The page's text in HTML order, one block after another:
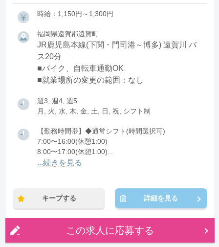
時給：1,150円～1,300円
福岡県遠賀郡遠賀町
JR鹿児島本線(下関・門司港～博多) 遠賀川 バ
ス20分
■バイク、自転車通勤OK
■就業場所の変更の範囲：なし
週3, 週4, 週5
月, 火, 水, 木, 金, 土, 日, 祝, シフト制
【勤務時間帯】◆通常シフト(時間選択可)
7:00〜16:00(休憩1:00)
8:00〜17:00(休憩1:00)
12:00〜21:00(休憩1:00)
...続きを見る
キープする 詳細を見る
この求人に応募する